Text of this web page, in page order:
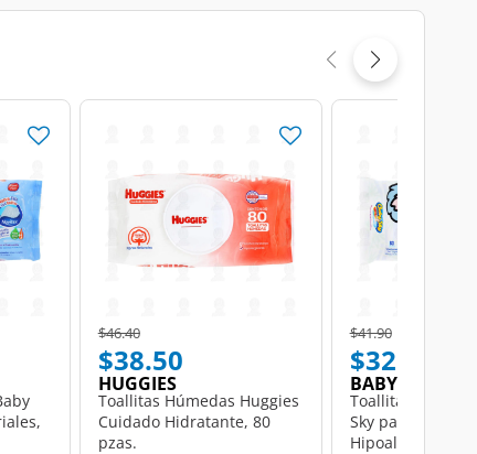
Price reduced from
$46.40to
$38.50
HUGGIES
Toallitas Húmedas Huggies
Cuidado Hidratante, 80
pzas.
Price reduced from
$41.90to
$32.50
BABY SKY
Toallitas
Sky para Bebé